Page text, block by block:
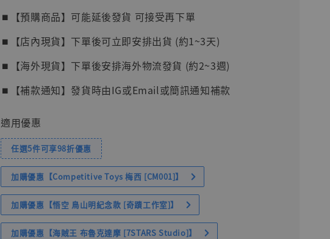
⏹︎【預購商品】可能延後發貨 可接受再下單
⏹︎【店內現貨】下單後可立即安排出貨 (約1~3天)
⏹︎【海外現貨】下單後安排海外物流發貨 (約2~3週)
⏹︎【補款通知】發貨時由IG或Email或簡訊通知補款
適用優惠
任選5件可享98折優惠
加購優惠【Competitive Toys 梅西 [CM001]】
加購優惠【悟空 鳥山明紀念款 [奇蹟工作室]】
加購優惠【海賊王 布魯克達摩 [7STARS Studio]】